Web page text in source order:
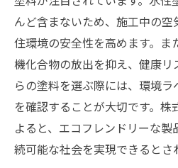
んど含まないため、施工中の空
住環境の安全性を高めます。ま
機化合物の放出を抑え、健康
らの塗料を選ぶ際には、環境
を確認することが大切です。
よると、エコフレンドリーな
続可能な社会を実現できるとさ